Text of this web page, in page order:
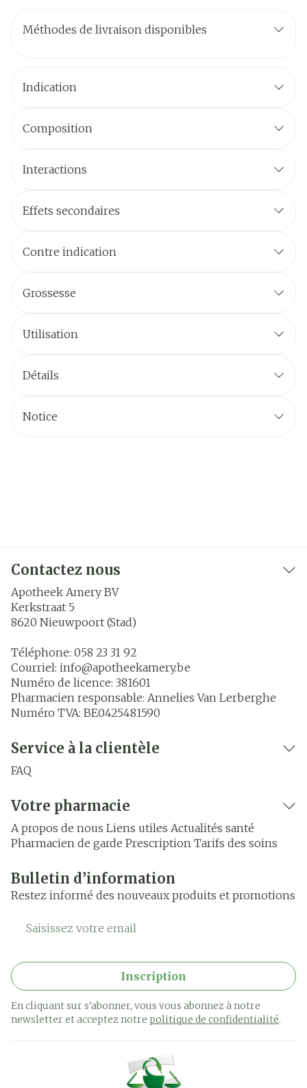
Méthodes de livraison disponibles
Indication
Composition
Interactions
Effets secondaires
Contre indication
Grossesse
Utilisation
Détails
Notice
Contactez nous
Apotheek Amery BV
Kerkstraat 5
8620 Nieuwpoort (Stad)
Téléphone: 058 23 31 92
Courriel: info@apotheekamery.be
Numéro de licence: 381601
Pharmacien responsable: Annelies Van Lerberghe
Numéro TVA: BE0425481590
Service à la clientèle
FAQ
Votre pharmacie
A propos de nous Liens utiles Actualités santé
Pharmacien de garde Prescription Tarifs des soins
Bulletin d’information
Restez informé des nouveaux produits et promotions
Adresse mail
Inscription
En cliquant sur s'abonner, vous vous abonnez à notre
newsletter et acceptez notre politique de confidentialité.